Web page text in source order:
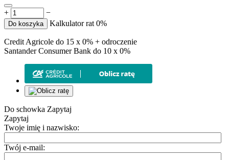
+ −
Do koszyka Kalkulator rat 0%
Credit Agricole do 15 x 0% + odroczenie
Santander Consumer Bank do 10 x 0%
Do schowka Zapytaj
Zapytaj
Twoje imię i nazwisko:
Twój e-mail: